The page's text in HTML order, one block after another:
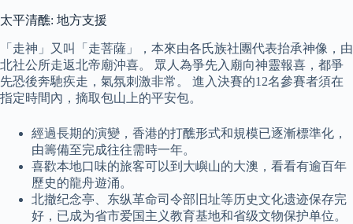
太平清醮: 地方支援
「走神」又叫「走菩薩」，本來由各氏族社團代表抬承神像，由
北社公所走返北帝廟沖喜。 眾人為爭先入廟向神靈報喜，都爭
先恐後奔馳疾走，氣氛刺激非常。 進入決賽的12名參賽者須在
指定時間內，摘取包山上的平安包。
經過長期的演變，香港的打醮形式和規模已逐漸標準化，
由籌備至完成往往需時一年。
喜歡本地口味的旅客可以到大嶼山的大澳，看看有逾百年
歷史的龍舟遊涌。
北撤纪念亭、东纵革命司令部旧址等历史文化遗迹保存完
好，已成为省市爱国主义教育基地和省级文物保护单位。